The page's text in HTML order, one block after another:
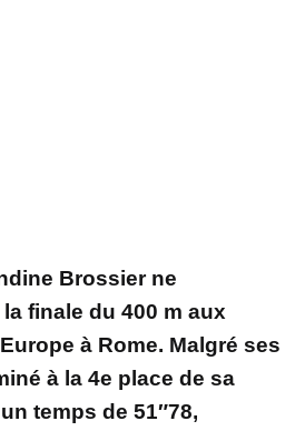
Brossier ne
finale du 400 m aux
à Rome. Malgré ses
à la 4e place de sa
temps de 51″78,